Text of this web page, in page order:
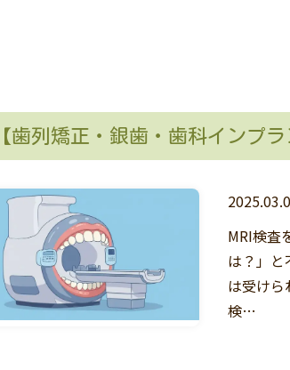
【歯列矯正・銀歯・歯科インプ
MRI検査
は？」と
は受け
検…